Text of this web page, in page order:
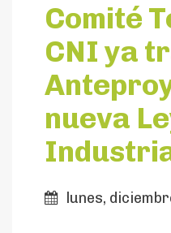
Comité
CNI ya
nueva
lunes,